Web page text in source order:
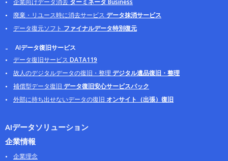
廃棄・リユース時に消去サービス データ抹消サービス
データ復元ソフト ファイナルデータ特別復元
AIデータ復旧サービス
データ復旧サービス DATA119
故人のデジタルデータの復旧・整理 デジタル遺品復旧・整理
補償型データ復旧 データ復旧安心サービスパック
外部に持ち出せないデータの復旧 オンサイト（出張）復旧
AIデータソリューション
企業情報
企業理念